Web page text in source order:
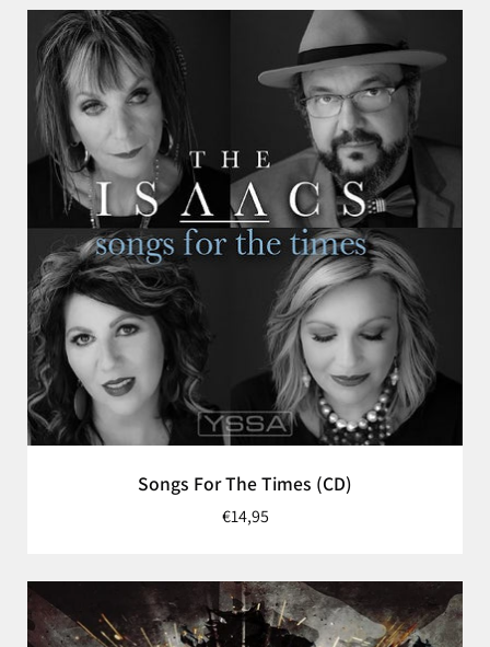
Songs For The Times (CD)
€14,95